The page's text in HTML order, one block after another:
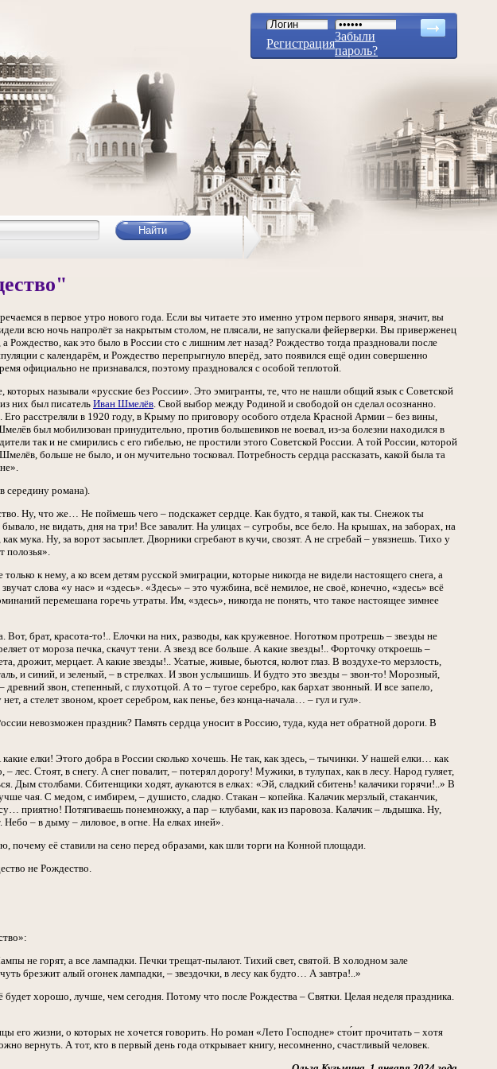
Регистрация
Забыли
пароль?
в первое утро нового года. Если вы читаете это именно утром первого января, значит, вы
всю ночь напролёт за накрытым столом, не плясали, не запускали фейерверки. Вы приверженец
Рождество, как это было в России сто с лишним лет назад? Рождество тогда праздновали после
с календарём, и Рождество перепрыгнуло вперёд, зато появился ещё один совершенно
официально не признавался, поэтому праздновался с особой теплотой.
называли «русские без России». Это эмигранты, те, что не нашли общий язык с Советской
них был писатель Иван Шмелёв. Свой выбор между Родиной и свободой он сделал осознанно.
расстреляли в 1920 году, в Крыму по приговору особого отдела Красной Армии – без вины,
был мобилизован принудительно, против большевиков не воевал, из-за болезни находился в
так и не смирились с его гибелью, не простили этого Советской России. А той России, которой
больше не было, и он мучительно тосковал. Потребность сердца рассказать, какой была та
середину романа).
Ну, что же… Не поймешь чего – подскажет сердце. Как будто, я такой, как ты. Снежок ты
не видать, дня на три! Все завалит. На улицах – сугробы, все бело. На крышах, на заборах, на
мука. Ну, за ворот засыплет. Дворники сгребают в кучи, свозят. А не сгребай – увязнешь. Тихо у
полозья».
к нему, а ко всем детям русской эмиграции, которые никогда не видели настоящего снега, а
слова «у нас» и «здесь». «Здесь» – это чужбина, всё немилое, не своё, конечно, «здесь» всё
перемешана горечь утраты. Им, «здесь», никогда не понять, что такое настоящее зимнее
брат, красота-то!.. Елочки на них, разводы, как кружевное. Ноготком протрешь – звезды не
от мороза печка, скачут тени. А звезд все больше. А какие звезды!.. Форточку откроешь –
дрожит, мерцает. А какие звезды!.. Усатые, живые, бьются, колют глаз. В воздухе-то мерзлость,
и синий, и зеленый, – в стрелках. И звон услышишь. И будто это звезды – звон-то! Морозный,
звон, степенный, с глухотцой. А то – тугое серебро, как бархат звонный. И все запело,
а стелет звоном, кроет серебром, как пенье, без конца-начала… – гул и гул».
невозможен праздник? Память сердца уносит в Россию, туда, куда нет обратной дороги. В
елки! Этого добра в России сколько хочешь. Не так, как здесь, – тычинки. У нашей елки… как
Стоят, в снегу. А снег повалит, – потерял дорогу! Мужики, в тулупах, как в лесу. Народ гуляет,
Дым столбами. Сбитенщики ходят, аукаются в елках: «Эй, сладкий сбитень! калачики горячи!..» В
чая. С медом, с имбирем, – душисто, сладко. Стакан – копейка. Калачик мерзлый, стаканчик,
приятно! Потягиваешь понемножку, а пар – клубами, как из паровоза. Калачик – льдышка. Ну,
– в дыму – лиловое, в огне. На елках иней».
почему её ставили на сено перед образами, как шли торги на Конной площади.
не Рождество.
не горят, а все лампадки. Печки трещат-пылают. Тихий свет, святой. В холодном зале
брезжит алый огонек лампадки, – звездочки, в лесу как будто… А завтра!..»
будет хорошо, лучше, чем сегодня. Потому что после Рождества – Святки. Целая неделя праздника.
его жизни, о которых не хочется говорить. Но роман «Лето Господне» сто́ит прочитать – хотя
вернуть. А тот, кто в первый день года открывает книгу, несомненно, счастливый человек.